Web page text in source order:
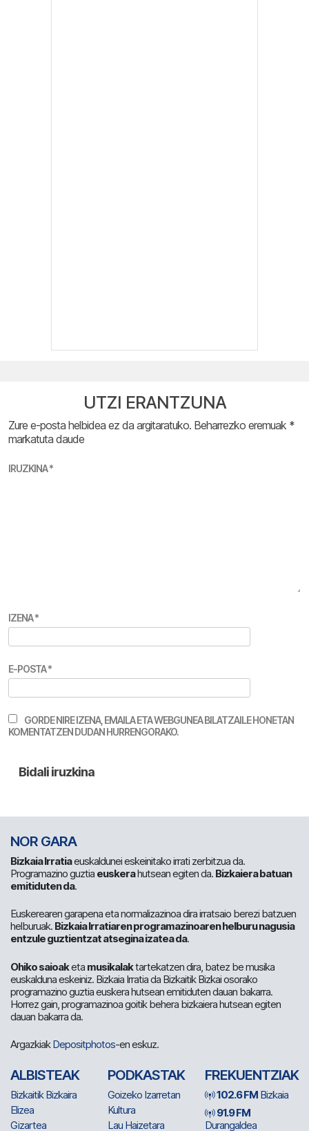
UTZI ERANTZUNA
Zure e-posta helbidea ez da argitaratuko. Beharrezko eremuak *
markatuta daude
IRUZKINA*
IZENA*
E-POSTA*
GORDE NIRE IZENA, EMAILA ETA WEBGUNEA BILATZAILE HONETAN
KOMENTATZEN DUDAN HURRENGORAKO.
NOR GARA
Bizkaia Irratiaeuskaldunei eskeinitako irrati zerbitzua da.
Programazino guztia euskerahutsean egiten da. Bizkaiera batuan
emitiduten da.
Euskerearen garapena eta normalizazinoa dira irratsaio berezi batzuen
helburuak. Bizkaia Irratiaren programazinoaren helburu nagusia
entzule guztientzat atsegina izatea da.
Ohiko saioaketa musikalaktartekatzen dira, batez be musika
euskalduna eskeiniz. Bizkaia Irratia da Bizkaitik Bizkai osorako
programazino guztia euskera hutsean emitiduten dauan bakarra.
Horrez gain, programazinoa goitik behera bizkaiera hutsean egiten
dauan bakarra da.
ArgazkiakDepositphotos-en eskuz.
ALBISTEAK
Bizkaitik Bizkaira
Elizea
Gizartea
PODKASTAK
Goizeko Izarretan
Kultura
Lau Haizetara
FREKUENTZIAK
102.6 FM Bizkaia
91.9 FM
Durangaldea